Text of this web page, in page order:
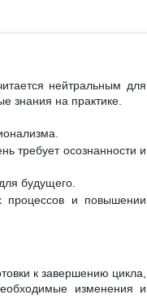
нейтральным для
знания на практике.
требует осознанности и
будущего.
процессов и повышении
к завершению цикла,
изменения и